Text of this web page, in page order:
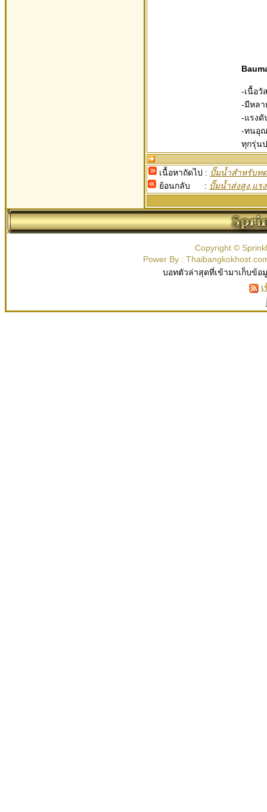
-เนื้อวั
-มีหลา
-แรงดั
-ทนอุณ
ทุกรุ่น
เนื้อหาถัดไป : ปั๊มน้ำสำหรับท
ย้อนกลับ : ปั๊มน้ำส่งสูง,แร
Copyright ©
Power By :
บอทตัวล่าสุดที่เข้ามาเก็บข้อ